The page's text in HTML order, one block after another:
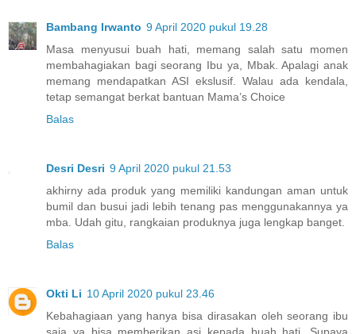
Bambang Irwanto 9 April 2020 pukul 19.28
Masa menyusui buah hati, memang salah satu momen
membahagiakan bagi seorang Ibu ya, Mbak. Apalagi anak
memang mendapatkan ASI ekslusif. Walau ada kendala,
tetap semangat berkat bantuan Mama’s Choice
Balas
Desri Desri 9 April 2020 pukul 21.53
akhirny ada produk yang memiliki kandungan aman untuk
bumil dan busui jadi lebih tenang pas menggunakannya ya
mba. Udah gitu, rangkaian produknya juga lengkap banget.
Balas
Okti Li 10 April 2020 pukul 23.46
Kebahagiaan yang hanya bisa dirasakan oleh seorang ibu
saja ya bisa memberikan asi kepada buah hati. Supaya